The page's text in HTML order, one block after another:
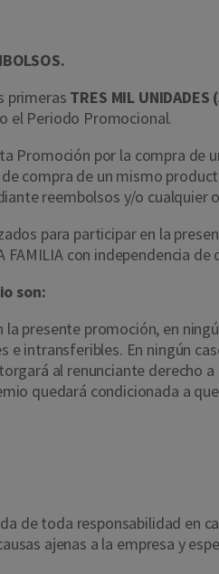
primeras TRES MIL UNIDADES
el Periodo Promocional.
Promoción por la compra
compra de un mismo
reembolsos y/o cualquier
para participar en la
FAMILIA con independencia
son:
presente promoción, en
e intransferibles. En ningún
al renunciante derecho
quedará condicionada a
de toda responsabilidad en
ajenas a la empresa y